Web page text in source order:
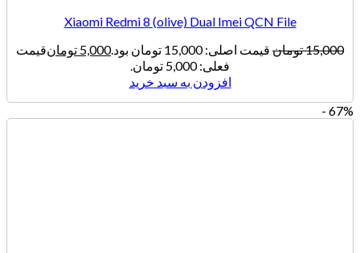
Xiaomi Redmi 8 (olive) Dual Imei QCN File
15,000تومانقیمت اصلی: 15,000 تومان بود. 5,000تومانقیمت
فعلی: 5,000 تومان.
افزودن به سبد خرید
67% -